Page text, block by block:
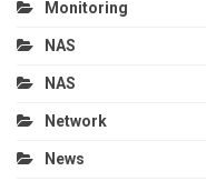
Monitoring
NAS
NAS
Network
News